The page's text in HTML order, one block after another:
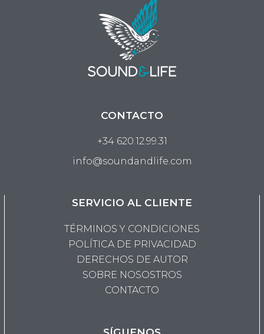
CONTACTO
+34 620.12.99.31
info@soundandlife.com
SERVICIO AL CLIENTE
TÉRMINOS Y CONDICIONES
POLÍTICA DE PRIVACIDAD
DERECHOS DE AUTOR
SOBRE NOSOSTROS
CONTACTO